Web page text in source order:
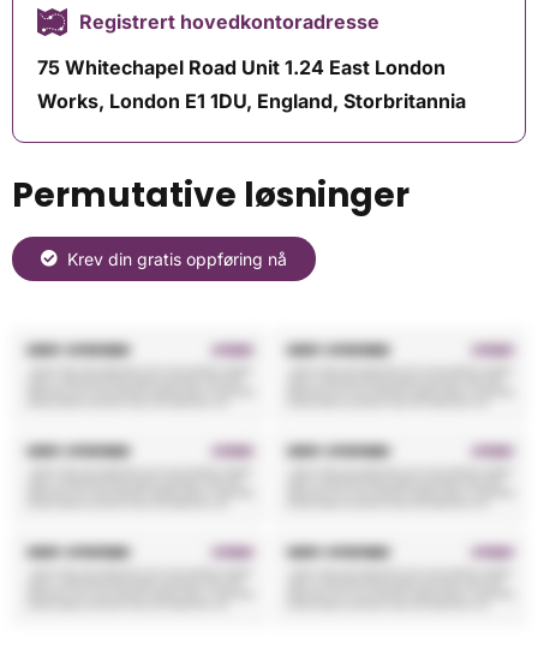
Registrert hovedkontoradresse
75 Whitechapel Road Unit 1.24 East London
Works, London E1 1DU, England, Storbritannia
Permutative løsninger
Krev din gratis oppføring nå